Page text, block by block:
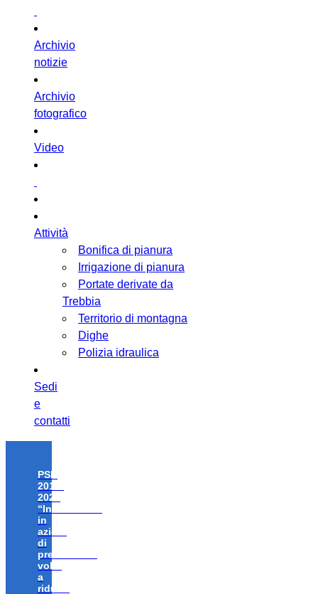
Archivio
notizie
Archivio
fotografico
Video
Attività
Bonifica di pianura
Irrigazione di pianura
Portate derivate da
Trebbia
Territorio di montagna
Dighe
Polizia idraulica
Sedi
e
contatti
PSR
2014-
2020
“Investimenti
in
azioni
di
prevenzione
volte
a
ridurre